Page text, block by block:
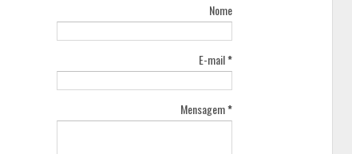
Nome
E-mail*
Mensagem*